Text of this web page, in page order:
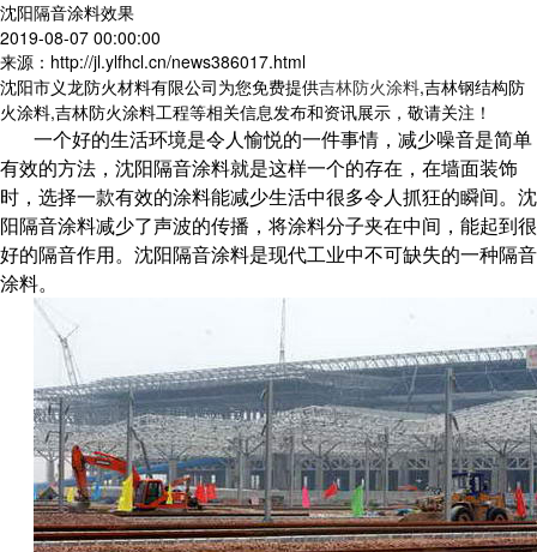
沈阳隔音涂料效果
2019-08-07 00:00:00
来源：http://jl.ylfhcl.cn/news386017.html
沈阳市义龙防火材料有限公司为您免费提供吉林防火涂料,吉林钢结构防
火涂料,吉林防火涂料工程等相关信息发布和资讯展示，敬请关注！
一个好的生活环境是令人愉悦的一件事情，减少噪音是简单
有效的方法，沈阳隔音涂料就是这样一个的存在，在墙面装饰
时，选择一款有效的涂料能减少生活中很多令人抓狂的瞬间。沈
阳隔音涂料减少了声波的传播，将涂料分子夹在中间，能起到很
好的隔音作用。沈阳隔音涂料是现代工业中不可缺失的一种隔音
涂料。